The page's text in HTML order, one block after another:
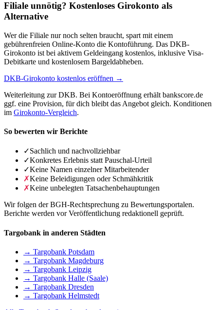
Filiale unnötig? Kostenloses Girokonto als
Alternative
Wer die Filiale nur noch selten braucht, spart mit einem
gebührenfreien Online-Konto die Kontoführung. Das DKB-
Girokonto ist bei aktivem Geldeingang kostenlos, inklusive Visa-
Debitkarte und kostenlosem Bargeldabheben.
DKB-Girokonto kostenlos eröffnen →
Weiterleitung zur DKB. Bei Kontoeröffnung erhält bankscore.de
ggf. eine Provision, für dich bleibt das Angebot gleich. Konditionen
im Girokonto-Vergleich.
So bewerten wir Berichte
✓Sachlich und nachvollziehbar
✓Konkretes Erlebnis statt Pauschal-Urteil
✓Keine Namen einzelner Mitarbeitender
✗Keine Beleidigungen oder Schmähkritik
✗Keine unbelegten Tatsachenbehauptungen
Wir folgen der BGH-Rechtsprechung zu Bewertungsportalen.
Berichte werden vor Veröffentlichung redaktionell geprüft.
Targobank in anderen Städten
→ Targobank Potsdam
→ Targobank Magdeburg
→ Targobank Leipzig
→ Targobank Halle (Saale)
→ Targobank Dresden
→ Targobank Helmstedt